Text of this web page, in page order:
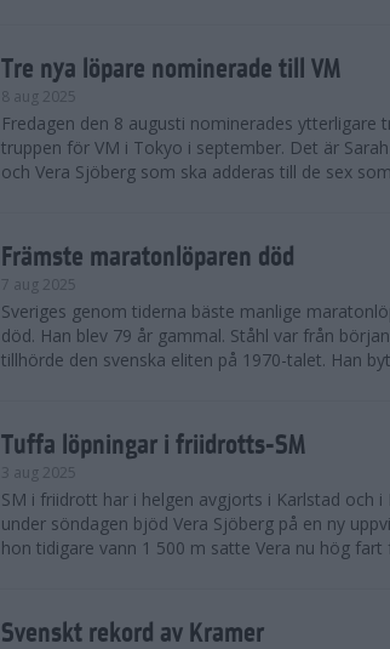
Tre nya löpare nominerade till VM
8 aug 2025
Fredagen den 8 augusti nominerades ytterligare
truppen för VM i Tokyo i september. Det är
och Vera Sjöberg som ska adderas till de sex
Främste maratonlöparen död
7 aug 2025
Sveriges genom tiderna bäste manlige
död. Han blev 79 år gammal. Ståhl var från
tillhörde den svenska eliten på 1970-talet. Han
Tuffa löpningar i friidrotts-SM
3 aug 2025
SM i friidrott har i helgen avgjorts i Karlstad och i
under söndagen bjöd Vera Sjöberg på en ny
hon tidigare vann 1 500 m satte Vera nu hög fart
Svenskt rekord av Kramer